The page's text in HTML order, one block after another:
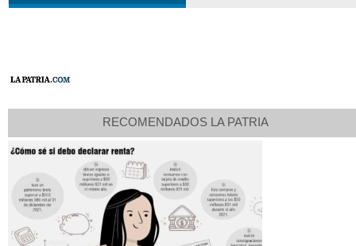
RECOMENDADOS LA PATRIA